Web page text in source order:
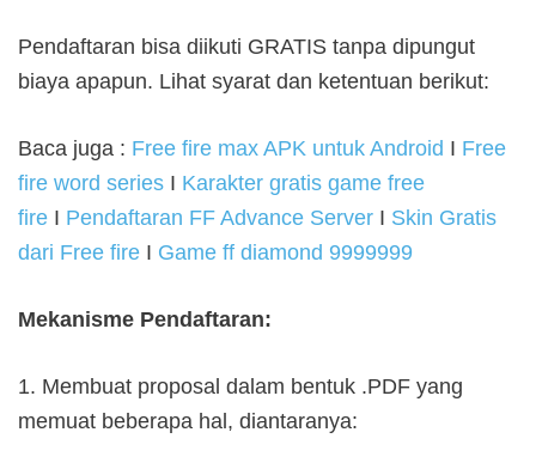
Pendaftaran bisa diikuti GRATIS tanpa dipungut
biaya apapun. Lihat syarat dan ketentuan berikut:
Baca juga : Free fire max APK untuk Android I Free
fire word series I Karakter gratis game free
fire I Pendaftaran FF Advance Server I Skin Gratis
dari Free fire I Game ff diamond 9999999
Mekanisme Pendaftaran:
1. Membuat proposal dalam bentuk .PDF yang
memuat beberapa hal, diantaranya: